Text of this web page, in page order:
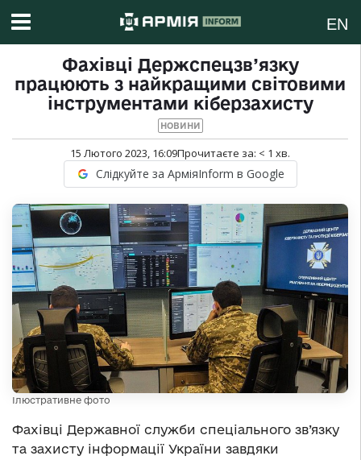
EN
Фахівці Держспецзв’язку
працюють з найкращими світовими
інструментами кіберзахисту
НОВИНИ
15 Лютого 2023, 16:09Прочитаєте за: < 1 хв.
Слідкуйте за АрміяInform в Google
Ілюстративне фото
Фахівці Державної служби спеціального зв’язку
та захисту інформації України завдяки